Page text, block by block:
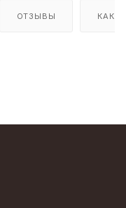
ОТЗЫВЫ КАК